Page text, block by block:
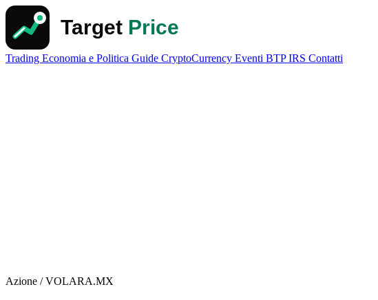
Trading Economia e Politica Guide CryptoCurrency Eventi BTPIRS Contatti
Azione / VOLARA.MX